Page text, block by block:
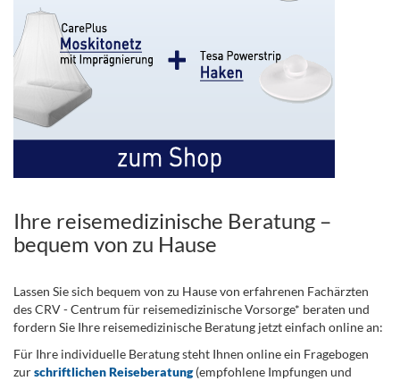
Ihre reisemedizinische Beratung –
bequem von zu Hause
Lassen Sie sich bequem von zu Hause von erfahrenen Fachärzten
des CRV - Centrum für reisemedizinische Vorsorge* beraten und
fordern Sie Ihre reisemedizinische Beratung jetzt einfach online an:
Für Ihre individuelle Beratung steht Ihnen online ein Fragebogen
zurschriftlichen Reiseberatung(empfohlene Impfungen und